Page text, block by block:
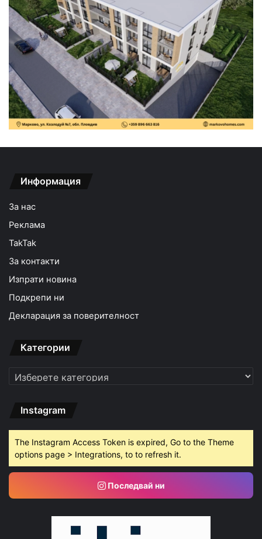
Информация
За нас
Реклама
TakTak
За контакти
Изпрати новина
Подкрепи ни
Декларация за поверителност
Категории
Категории
Instagram
The Instagram Access Token is expired, Go to the Theme
options page > Integrations, to to refresh it.
Последвай ни